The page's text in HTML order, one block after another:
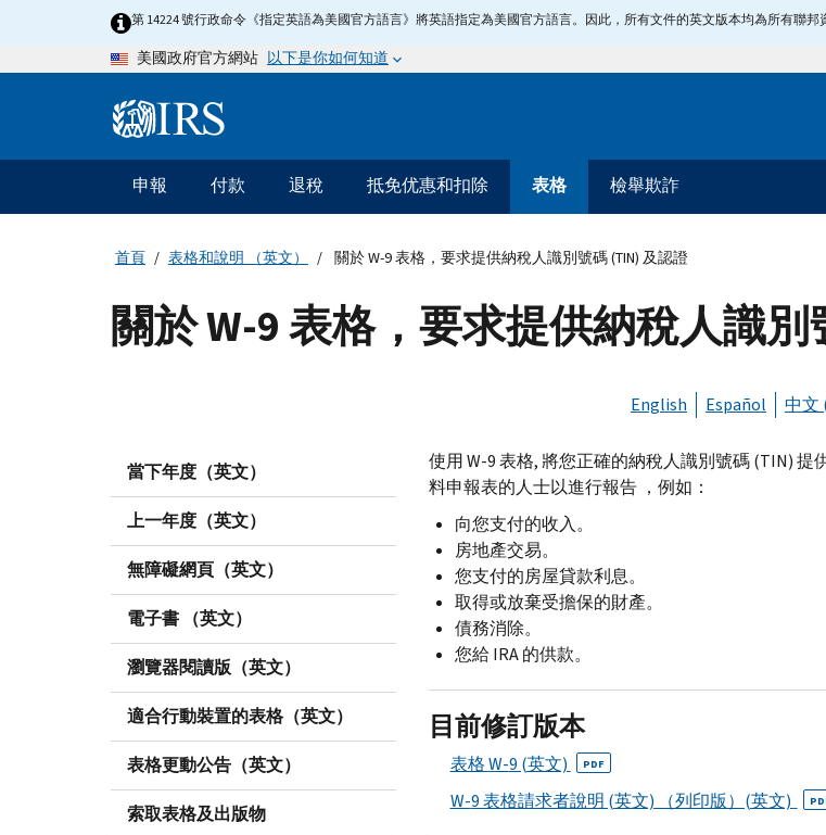
第 14224 號行政命令《指定英語為美國官方語言》將英語指定為美國官方語言。因此，所有文件的英文版本均為所有聯邦
美國政府官方網站 以下是你如何知道
Information
主
要
導
申報 付款 退稅 抵免优惠和扣除 表格 檢舉欺詐
首頁 表格和說明 （英文） 關於 W-9 表格，要求提供納稅人識別號碼 (TIN) 及認證
關於 W-9 表格，要求提供納稅人識
English Español 中文
當下年度（英文）
上一年度（英文）
無障礙網頁（英文）
電子書 （英文）
瀏覽器閱讀版（英文）
適合行動裝置的表格（英文）
表格更動公告（英文）
索取表格及出版物
使用W-9 表格, 將您正確的納稅人識別號碼 (TIN) 提
料申報表的人士以進行報告 ，例如：
向您支付的收入。
房地產交易。
您支付的房屋貸款利息。
取得或放棄受擔保的財產。
債務消除。
您給IRA的供款。
目前修訂版本
表格W-9 (英文) PDF
W-9 表格請求者說明 (英文) （列印版）(英文)